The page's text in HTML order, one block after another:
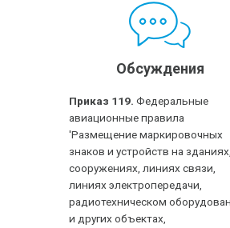
Обсуждения
Приказ 119. Федеральные
авиационные правила
'Размещение маркировочных
знаков и устройств на зданиях,
сооружениях, линиях связи,
линиях электропередачи,
радиотехническом
и других объектах,